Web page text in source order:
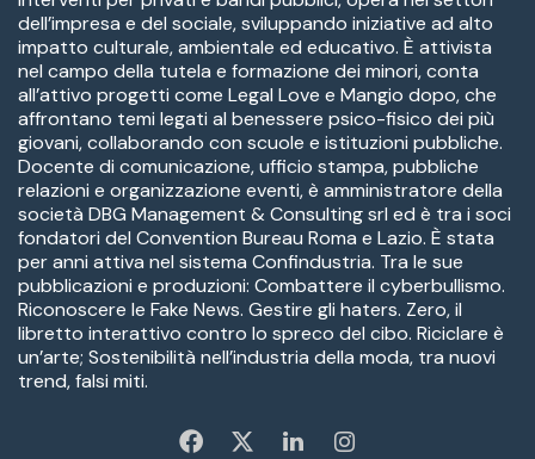
dell’impresa e del sociale, sviluppando iniziative ad alto
impatto culturale, ambientale ed educativo. È attivista
nel campo della tutela e formazione dei minori, conta
all’attivo progetti come Legal Love e Mangio dopo, che
affrontano temi legati al benessere psico-fisico dei più
giovani, collaborando con scuole e istituzioni pubbliche.
Docente di comunicazione, ufficio stampa, pubbliche
relazioni e organizzazione eventi, è amministratore della
società DBG Management & Consulting srl ed è tra i soci
fondatori del Convention Bureau Roma e Lazio. È stata
per anni attiva nel sistema Confindustria. Tra le sue
pubblicazioni e produzioni: Combattere il cyberbullismo.
Riconoscere le Fake News. Gestire gli haters. Zero, il
libretto interattivo contro lo spreco del cibo. Riciclare è
un’arte; Sostenibilità nell’industria della moda, tra nuovi
trend, falsi miti.